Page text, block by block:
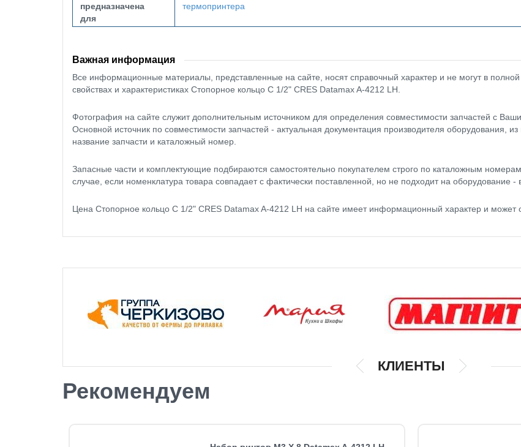
предназначена
для
термопринтера
Важная информация
Все информационные материалы, представленные на сайте, носят справочный характер и не могут в
свойствах и характеристиках Стопорное кольцо C 1/2" CRES Datamax A-4212 LH.
Фотография на сайте служит дополнительным источником для определения совместимости запчастей с
Основной источник по совместимости запчастей - актуальная документация производителя оборудования,
название запчасти и каталожный номер.
Запасные части и комплектующие подбираются самостоятельно покупателем строго по каталожным
случае, если номенклатура товара совпадает с фактически поставленной, но не подходит на оборудование -
Цена Стопорное кольцо C 1/2" CRES Datamax A-4212 LH на сайте имеет информационный характер и может
КЛИЕНТЫ
Рекомендуем